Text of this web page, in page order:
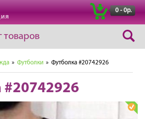
0 - 0р.
товаров
» Футболки » Футболка #20742926